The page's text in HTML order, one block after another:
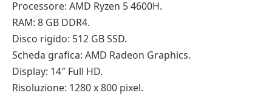
Processore: AMD Ryzen 5 4600H.
RAM: 8 GB DDR4.
Disco rigido: 512 GB SSD.
Scheda grafica: AMD Radeon Graphics.
Display: 14″ Full HD.
Risoluzione: 1280 x 800 pixel.